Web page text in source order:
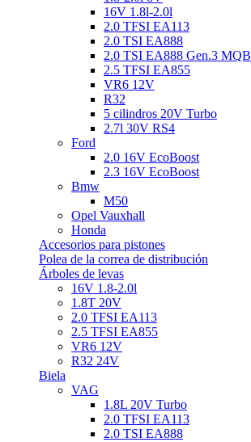
16V 1.8l-2.0l
2.0 TFSI EA113
2.0 TSI EA888
2.0 TSI EA888 Gen.3 MQB
2.5 TFSI EA855
VR6 12V
R32
5 cilindros 20V Turbo
2.7l 30V RS4
Ford
2.0 16V EcoBoost
2.3 16V EcoBoost
Bmw
M50
Opel Vauxhall
Honda
Accesorios para pistones
Polea de la correa de distribución
Árboles de levas
16V 1.8-2.0l
1.8T 20V
2.0 TFSI EA113
2.5 TFSI EA855
VR6 12V
R32 24V
Biela
VAG
1.8L 20V Turbo
2.0 TFSI EA113
2.0 TSI EA888